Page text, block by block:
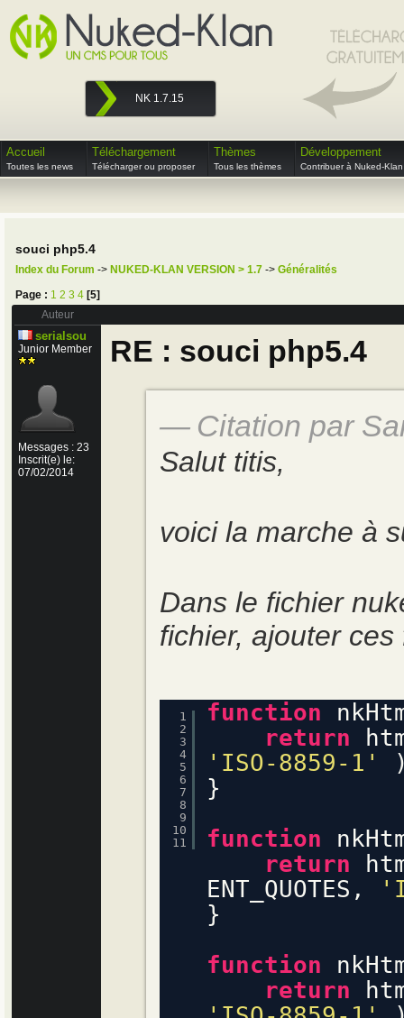
NK 1.7.15
Accueil
Toutes les news
Téléchargement
Télécharger ou proposer
Thèmes
Tous les thèmes
Développement
Contribuer à Nuked-Klan
souci php5.4
Index du Forum -> NUKED-KLAN VERSION > 1.7 -> Généralités
Page : 1 2 3 4 [5]
Auteur
serialsou
Junior Member
Messages : 23
Inscrit(e) le:
07/02/2014
RE : souci php5.4
Citation par
Salut titis,
voici la marche à
Dans le fichier
fichier, ajouter
1
2
3
4
5
6
7
8
9
10
11
function
return
'ISO-8859-1'
}
function
return
ENT_QUOTES,
}
function
return